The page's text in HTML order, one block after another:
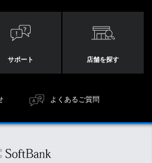
サポート 店舗を探す
よくあるご質問